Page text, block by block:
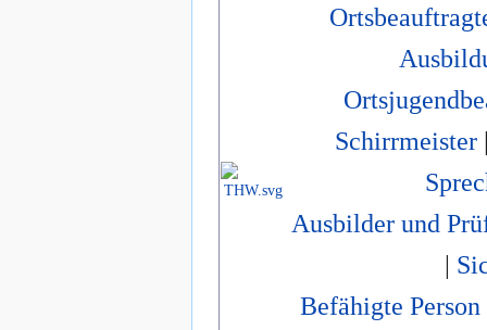
Schirrmeister
Ausbilder und
|
Befähigte Person